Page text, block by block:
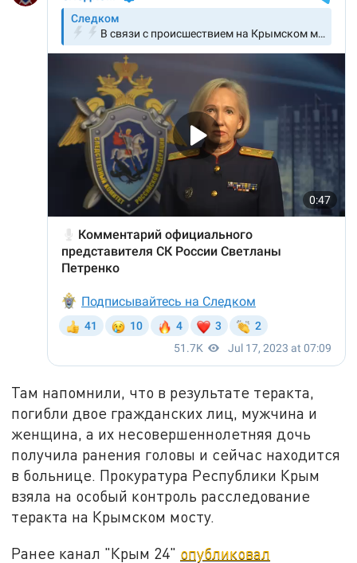
Там напомнили, что в результате теракта,
погибли двое гражданских лиц, мужчина и
женщина, а их несовершеннолетняя дочь
получила ранения головы и сейчас находится
в больнице. Прокуратура Республики Крым
взяла на особый контроль расследование
теракта на Крымском мосту.
Ранее канал "Крым 24" опубликовал